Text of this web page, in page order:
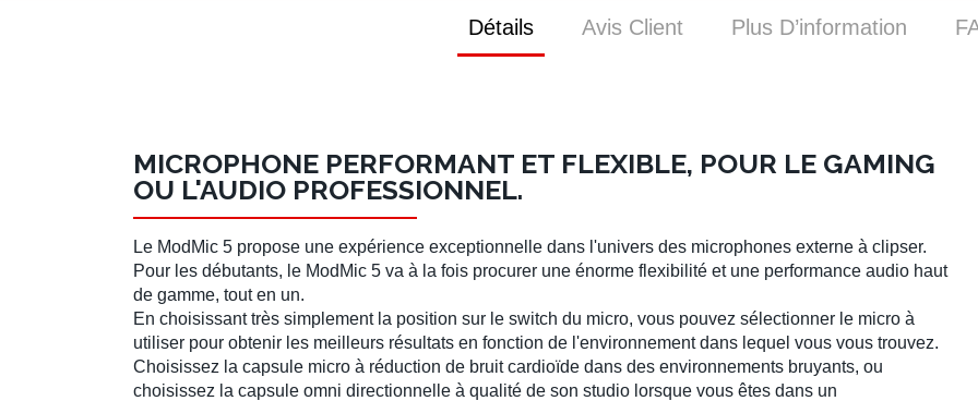
Détails
MICROPHONE PERFORMANT ET FLEXIBLE, POUR LE GAMING
OU L'AUDIO PROFESSIONNEL.
Le ModMic 5 propose une expérience exceptionnelle dans l'univers des microphones externe à clipser.
Pour les débutants, le ModMic 5 va à la fois procurer une énorme flexibilité et une performance audio haut
de gamme, tout en un.
En choisissant très simplement la position sur le switch du micro, vous pouvez sélectionner le micro à
utiliser pour obtenir les meilleurs résultats en fonction de l'environnement dans lequel vous vous trouvez.
Choisissez la capsule micro à réduction de bruit cardioïde dans des environnements bruyants, ou
choisissez la capsule omni directionnelle à qualité de son studio lorsque vous êtes dans un
Avis Client Plus D’information